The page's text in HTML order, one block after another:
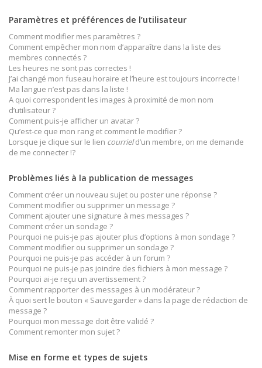
Paramètres et préférences de l’utilisateur
Comment modifier mes paramètres ?
Comment empêcher mon nom d’apparaître dans la liste des
membres connectés ?
Les heures ne sont pas correctes !
J’ai changé mon fuseau horaire et l’heure est toujours incorrecte !
Ma langue n’est pas dans la liste !
A quoi correspondent les images à proximité de mon nom
d’utilisateur ?
Comment puis-je afficher un avatar ?
Qu’est-ce que mon rang et comment le modifier ?
Lorsque je clique sur le lien courrield’un membre, on me demande
de me connecter !?
Problèmes liés à la publication de messages
Comment créer un nouveau sujet ou poster une réponse ?
Comment modifier ou supprimer un message ?
Comment ajouter une signature à mes messages ?
Comment créer un sondage ?
Pourquoi ne puis-je pas ajouter plus d’options à mon sondage ?
Comment modifier ou supprimer un sondage ?
Pourquoi ne puis-je pas accéder à un forum ?
Pourquoi ne puis-je pas joindre des fichiers à mon message ?
Pourquoi ai-je reçu un avertissement ?
Comment rapporter des messages à un modérateur ?
À quoi sert le bouton « Sauvegarder » dans la page de rédaction de
message ?
Pourquoi mon message doit être validé ?
Comment remonter mon sujet ?
Mise en forme et types de sujets